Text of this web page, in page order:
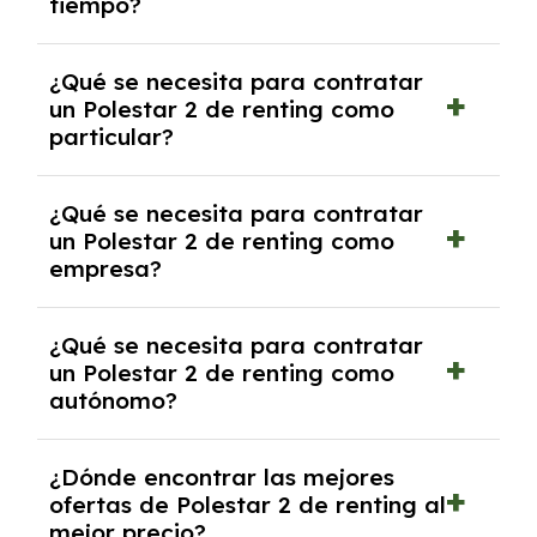
debido al resultado del estudio de viabilidad
económica.
pero puede haber penalizaciones por
cancelación anticipada. Es importante revisar
las condiciones del contrato y hablar con un
experto que te asesore.
¿Qué se necesita para contratar
un Polestar 2 de renting como
particular?
y, en algunos casos, una consulta de solvencia
crediticia y un pago inicial.
¿Qué se necesita para contratar
un Polestar 2 de renting como
empresa?
documentación financiera y, en algunos
casos, un informe de solvencia de la empresa
y un pago inicial.
¿Qué se necesita para contratar
un Polestar 2 de renting como
autónomo?
autónomos, justificante de ingresos y, en
algunos casos, un informe fiscal y un pago
¿Dónde encontrar las mejores
ofertas de Polestar 2 de renting al